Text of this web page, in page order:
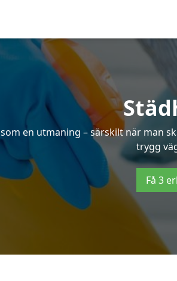
en utmaning – särskilt när man
trygg
Få 3